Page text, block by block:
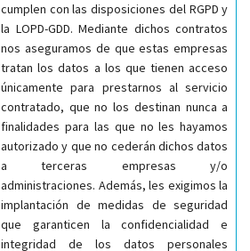
cumplen con las disposiciones del RGPD y
la LOPD-GDD. Mediante dichos contratos
nos aseguramos de que estas empresas
tratan los datos a los que tienen acceso
únicamente para prestarnos al servicio
contratado, que no los destinan nunca a
finalidades para las que no les hayamos
autorizado y que no cederán dichos datos
a terceras empresas y/o
administraciones. Además, les exigimos la
implantación de medidas de seguridad
que garanticen la confidencialidad e
integridad de los datos personales